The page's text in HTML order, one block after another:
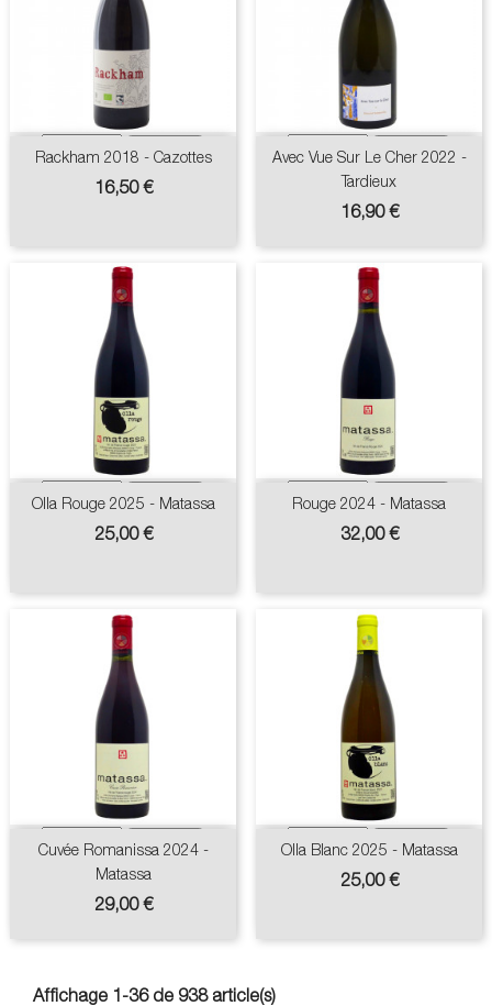
Rackham 2018 - Cazottes
Prix
16,50 €
Avec Vue Sur Le Cher 2022 -
Tardieux
Prix
16,90 €
Olla Rouge 2025 - Matassa
Prix
25,00 €
Rouge 2024 - Matassa
Prix
32,00 €
Cuvée Romanissa 2024 -
Matassa
Prix
29,00 €
Olla Blanc 2025 - Matassa
Prix
25,00 €
Affichage 1-36 de 938 article(s)